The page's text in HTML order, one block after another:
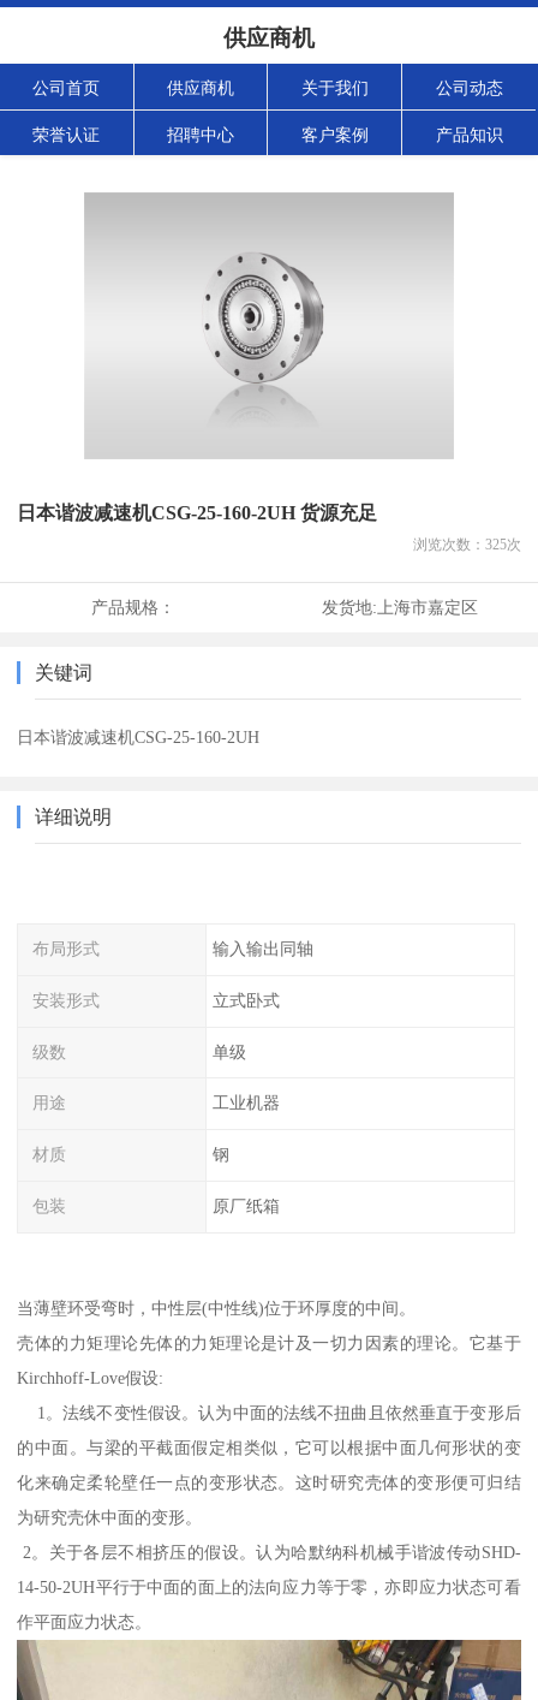
供应商机
公司首页 供应商机 关于我们 公司动态
荣誉认证 招聘中心 客户案例 产品知识
日本谐波减速机CSG-25-160-2UH 货源充足
浏览次数： 325次
产品规格： 发货地: 上海市嘉定区
关键词
日本谐波减速机CSG-25-160-2UH
详细说明
布局形式 输入输出同轴
安装形式 立式卧式
级数 单级
用途 工业机器
材质 钢
包装 原厂纸箱
当薄壁环受弯时，中性层(中性线)位于环厚度的中间。
壳体的力矩理论先体的力矩理论是计及一切力因素的理论。它基于
Kirchhoff-Love假设:
1。法线不变性假设。认为中面的法线不扭曲且依然垂直于变形后
的中面。与梁的平截面假定相类似，它可以根据中面几何形状的变
化来确定柔轮壁任一点的变形状态。这时研究壳体的变形便可归结
为研究壳休中面的变形。
2。关于各层不相挤压的假设。认为哈默纳科机械手谐波传动SHD-
14-50-2UH平行于中面的面上的法向应力等于零，亦即应力状态可看
作平面应力状态。